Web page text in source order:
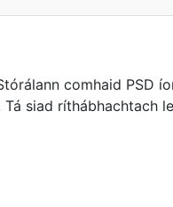
comhaid PSD
siad ríthábhachtach